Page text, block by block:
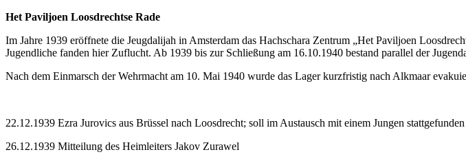
Het Paviljoen Loosdrechtse Rade
Im Jahre 1939 eröffnete die Jeugdalijah in Amsterdam das Hachschara Zentrum „Het Paviljoen
Jugendliche fanden hier Zuflucht. Ab 1939 bis zur Schließung am 16.10.1940 bestand parallel der
Nach dem Einmarsch der Wehrmacht am 10. Mai 1940 wurde das Lager kurzfristig nach Alkmaar
22.12.1939 Ezra Jurovics aus Brüssel nach Loosdrecht; soll im Austausch mit einem Jungen
26.12.1939 Mitteilung des Heimleiters Jakov Zurawel